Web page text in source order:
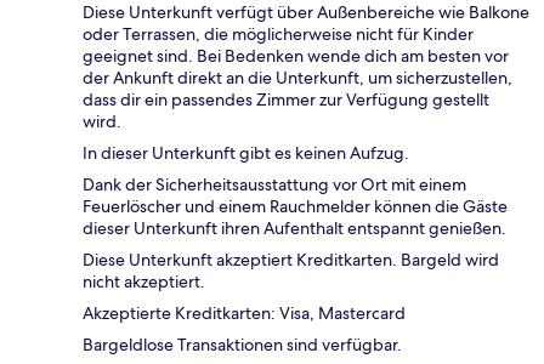
Diese Unterkunft verfügt über Außenbereiche wie Balkone
oder Terrassen, die möglicherweise nicht für Kinder
geeignet sind. Bei Bedenken wende dich am besten vor
der Ankunft direkt an die Unterkunft, um sicherzustellen,
dass dir ein passendes Zimmer zur Verfügung gestellt
wird.
In dieser Unterkunft gibt es keinen Aufzug.
Dank der Sicherheitsausstattung vor Ort mit einem
Feuerlöscher und einem Rauchmelder können die Gäste
dieser Unterkunft ihren Aufenthalt entspannt genießen.
Diese Unterkunft akzeptiert Kreditkarten. Bargeld wird
nicht akzeptiert.
Akzeptierte Kreditkarten: Visa, Mastercard
Bargeldlose Transaktionen sind verfügbar.